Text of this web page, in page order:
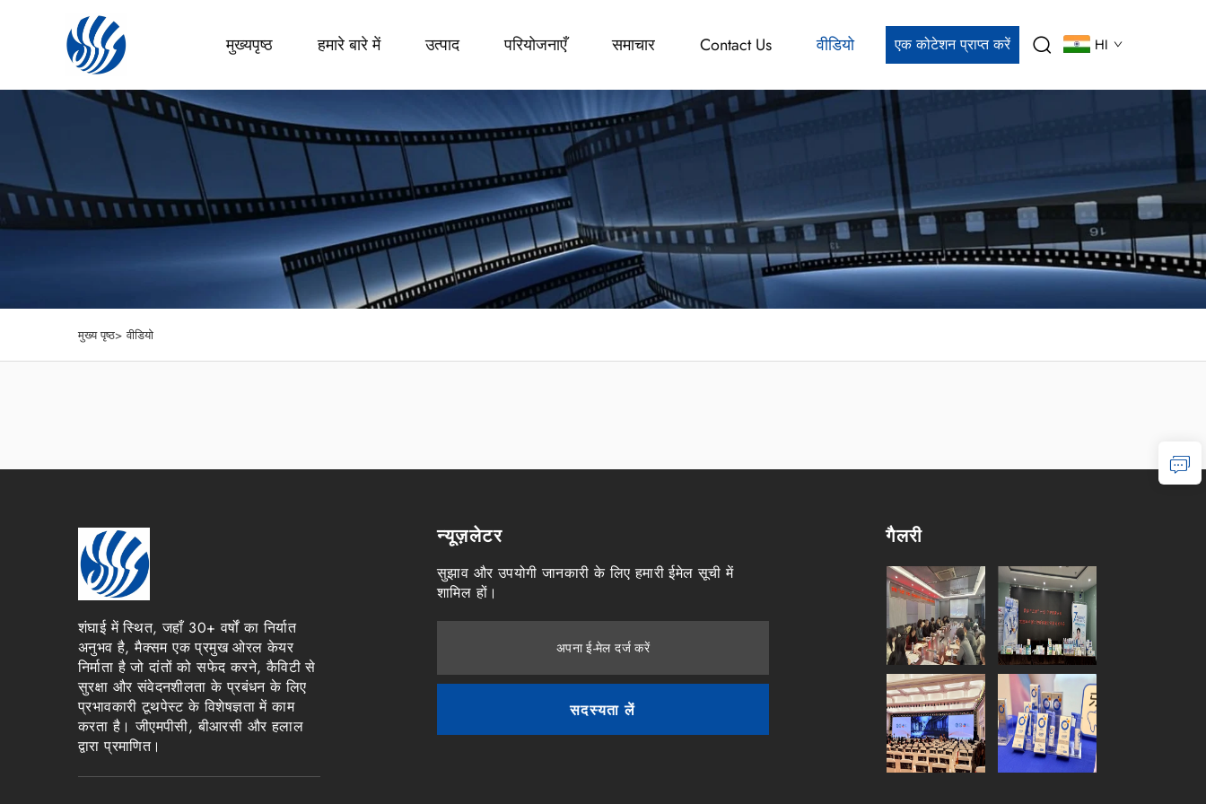
मुख्यपृष्ठ हमारे बारे में उत्पाद परियोजनाएँ समाचार Contact Us वीडियो एक कोटेशन प्राप्त करें HI
मुख्य पृष्ठ> वीडियो
शंघाई में स्थित, जहाँ 30+ वर्षों का निर्यात
अनुभव है, मैक्सम एक प्रमुख ओरल केयर
निर्माता है जो दांतों को सफेद करने, कैविटी से
सुरक्षा और संवेदनशीलता के प्रबंधन के लिए
प्रभावकारी टूथपेस्ट के विशेषज्ञता में काम
करता है। जीएमपीसी, बीआरसी और हलाल
द्वारा प्रमाणित।
न्यूज़लेटर
सुझाव और उपयोगी जानकारी के लिए हमारी ईमेल सूची में
शामिल हों।
अपना ई-मेल दर्ज करें
सदस्यता लें
गैलरी